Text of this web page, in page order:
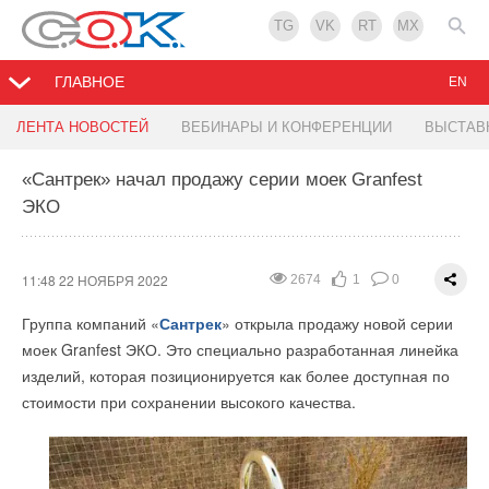
TG VK RT MX
ГЛАВНОЕ
ЛЕНТА НОВОСТЕЙ ВЕБИНАРЫ И КОНФЕРЕНЦИИ
EN
«Сантрек» начал продажу серии моек Granfest
ЭКО
2674 1 0
11:48 22 НОЯБРЯ 2022
Группа компаний «Сантрек» открыла продажу новой серии
моек Granfest ЭКО. Это специально разработанная линейка
изделий, которая позиционируется как более доступная по
стоимости при сохранении высокого качества.
Климовский завод начал выпуск уникальных
11:48 22 НОЯБРЯ 2022
Воздушное отопление ЦТП БЕЛАЗ
2884 3
11:47 22 НОЯБРЯ 2022
Первая в мире CO₂-батарея поступила на рынок
12:12 21 НОЯБРЯ 2022